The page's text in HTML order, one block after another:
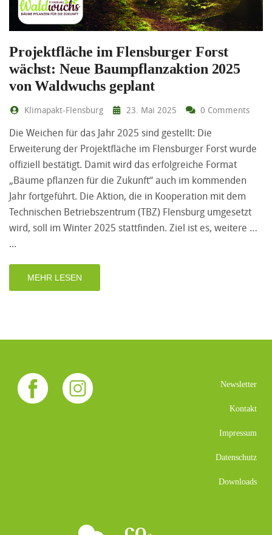
Projektfläche im Flensburger Forst
wächst: Neue Baumpflanzaktion 2025
von Waldwuchs geplant
Klimapakt-Flensburg 23. Mai 2025 0 Comments
Die Weichen für das Jahr 2025 sind gestellt: Die
Erweiterung der Projektfläche im Flensburger Forst wurde
offiziell bestätigt. Damit wird das erfolgreiche Format
„Bäume pflanzen für die Zukunft“ auch im kommenden
Jahr fortgeführt. Die Aktion, die in Kooperation mit dem
Technischen Betriebszentrum (TBZ) Flensburg umgesetzt
wird, soll im Winter 2025 stattfinden. Ziel ist es, weitere …
MEHR LESEN
Newsletter
Kontakt
Impressum
Datenschutz
Downloads